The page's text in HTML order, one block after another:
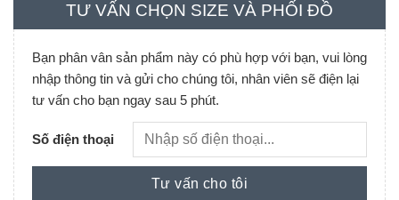
TƯ VẤN CHỌN SIZE VÀ PHỐI ĐỒ
Bạn phân vân sản phẩm này có phù hợp với bạn, vui lòng
nhập thông tin và gửi cho chúng tôi, nhân viên sẽ điện lại
tư vấn cho bạn ngay sau 5 phút.
Số điện thoại